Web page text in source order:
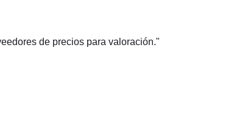
de precios para valoración."